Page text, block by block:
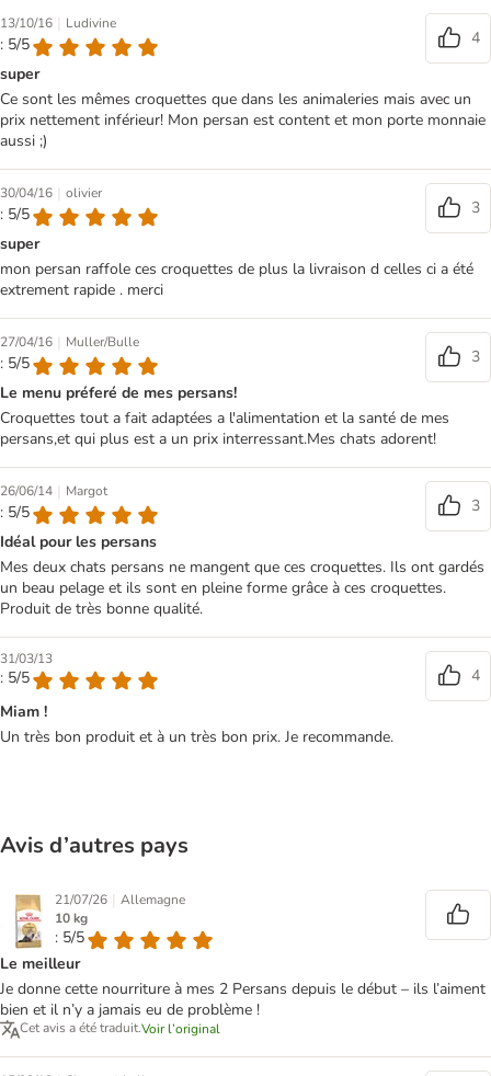
13/10/16 | Ludivine
: 5/5
4
super
Ce sont les mêmes croquettes que dans les animaleries mais avec un
prix nettement inférieur! Mon persan est content et mon porte monnaie
aussi ;)
30/04/16 | olivier
: 5/5
3
super
mon persan raffole ces croquettes de plus la livraison d celles ci a été
extrement rapide . merci
27/04/16 | Muller/Bulle
: 5/5
3
Le menu préferé de mes persans!
Croquettes tout a fait adaptées a l'alimentation et la santé de mes
persans,et qui plus est a un prix interressant.Mes chats adorent!
26/06/14 | Margot
: 5/5
3
Idéal pour les persans
Mes deux chats persans ne mangent que ces croquettes. Ils ont gardés
un beau pelage et ils sont en pleine forme grâce à ces croquettes.
Produit de très bonne qualité.
31/03/13
: 5/5
4
Miam !
Un très bon produit et à un très bon prix. Je recommande.
Avis d’autres pays
21/07/26 | Allemagne
10 kg
: 5/5
Le meilleur
Je donne cette nourriture à mes 2 Persans depuis le début – ils l’aiment
bien et il n’y a jamais eu de problème !
Cet avis a été traduit.Voir l’original